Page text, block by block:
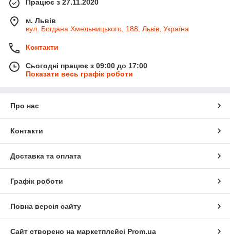
Працює з 27.11.2020
м. Львів
вул. Богдана Хмельницького, 188, Львів, Україна
Контакти
Сьогодні працює з 09:00 до 17:00
Показати весь графік роботи
Про нас
Контакти
Доставка та оплата
Графік роботи
Повна версія сайту
Сайт створено на маркетплейсі Prom.ua